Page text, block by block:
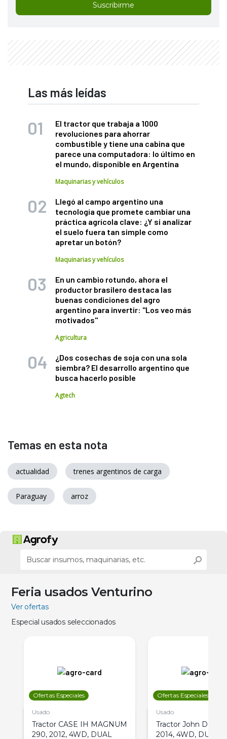
Suscribirme
Las más leídas
El tractor que trabaja a 1000
revoluciones para ahorrar
combustible y tiene una cabina que
parece una computadora: lo último en
el mundo, disponible en Argentina
Maquinarias y vehículos
Llegó al campo argentino una
tecnología que promete cambiar una
práctica agrícola clave: ¿Y si analizar
el suelo fuera tan simple como
apretar un botón?
Maquinarias y vehículos
En un cambio rotundo, ahora el
productor brasilero destaca las
buenas condiciones del agro
argentino para invertir: "Los veo más
motivados"
Agricultura
¿Dos cosechas de soja con una sola
siembra? El desarrollo argentino que
busca hacerlo posible
Agtech
Temas en esta nota
actualidad trenes argentinos de carga
Paraguay arroz
Feria usados Venturino
Ver ofertas
Especial usados seleccionados
Ofertas Especiales
Usado
Tractor CASE IH MAGNUM
290, 2012, 4WD, DUAL
Ofertas Especiales
Usado
Tractor John Deere
2014, 4WD, DUAL